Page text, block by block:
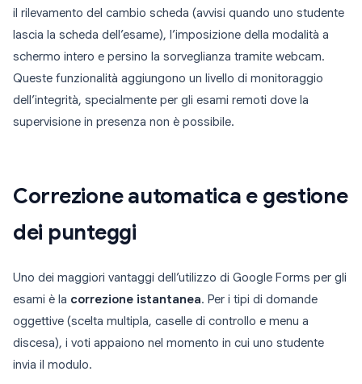
il rilevamento del cambio scheda (avvisi quando uno studente
lascia la scheda dell’esame), l’imposizione della modalità a
schermo intero e persino la sorveglianza tramite webcam.
Queste funzionalità aggiungono un livello di monitoraggio
dell’integrità, specialmente per gli esami remoti dove la
supervisione in presenza non è possibile.
Correzione automatica e gestione
dei punteggi
Uno dei maggiori vantaggi dell’utilizzo di Google Forms per gli
esami è la correzione istantanea. Per i tipi di domande
oggettive (scelta multipla, caselle di controllo e menu a
discesa), i voti appaiono nel momento in cui uno studente
invia il modulo.